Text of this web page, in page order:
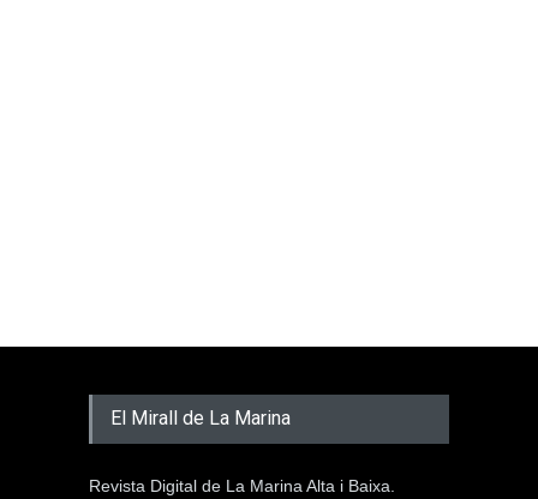
El Mirall de La Marina
Revista Digital de La Marina Alta i Baixa.